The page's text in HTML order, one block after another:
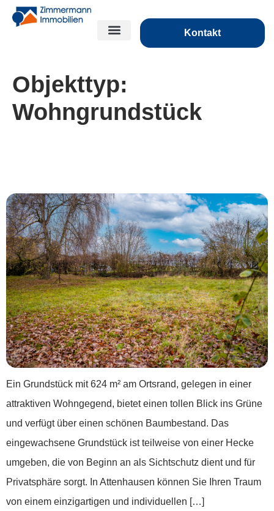
Kontakt
Objekttyp:
Wohngrundstück
Ein Grundstück mit 624 m² am Ortsrand, gelegen in einer
attraktiven Wohngegend, bietet einen tollen Blick ins Grüne
und verfügt über einen schönen Baumbestand. Das
eingewachsene Grundstück ist teilweise von einer Hecke
umgeben, die von Beginn an als Sichtschutz dient und für
Privatsphäre sorgt. In Attenhausen können Sie Ihren Traum
von einem einzigartigen und individuellen […]